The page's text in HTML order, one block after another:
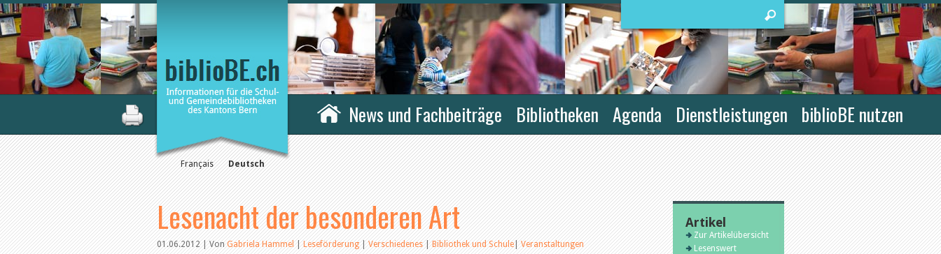
Français Deutsch
News und Fachbeiträge Bibliotheken Agenda Dienstleistungen biblioBE nutzen
Lesenacht der besonderen Art
01.06.2012 | VonGabriela Hammel|Leseförderung|Verschiedenes|Bibliothek und Schule|Veranstaltungen
Artikel
Zur Artikelübersicht
Lesenswert